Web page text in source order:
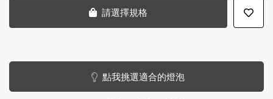
請選擇規格
點我挑選適合的燈泡